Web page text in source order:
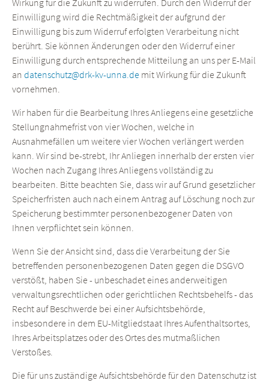
Wirkung für die Zukunft zu widerrufen. Durch den Widerruf der
Einwilligung wird die Rechtmäßigkeit der aufgrund der
Einwilligung bis zum Widerruf erfolgten Verarbeitung nicht
berührt. Sie können Änderungen oder den Widerruf einer
Einwilligung durch entsprechende Mitteilung an uns per E-Mail
an datenschutz@drk-kv-unna.de mit Wirkung für die Zukunft
vornehmen.
Wir haben für die Bearbeitung Ihres Anliegens eine gesetzliche
Stellungnahmefrist von vier Wochen, welche in
Ausnahmefällen um weitere vier Wochen verlängert werden
kann. Wir sind be-strebt, Ihr Anliegen innerhalb der ersten vier
Wochen nach Zugang Ihres Anliegens vollständig zu
bearbeiten. Bitte beachten Sie, dass wir auf Grund gesetzlicher
Speicherfristen auch nach einem Antrag auf Löschung noch zur
Speicherung bestimmter personenbezogener Daten von
Ihnen verpflichtet sein können.
Wenn Sie der Ansicht sind, dass die Verarbeitung der Sie
betreffenden personenbezogenen Daten gegen die DSGVO
verstößt, haben Sie - unbeschadet eines anderweitigen
verwaltungsrechtlichen oder gerichtlichen Rechtsbehelfs - das
Recht auf Beschwerde bei einer Aufsichtsbehörde,
insbesondere in dem EU-Mitgliedstaat Ihres Aufenthaltsortes,
Ihres Arbeitsplatzes oder des Ortes des mutmaßlichen
Verstoßes.
Die für uns zuständige Aufsichtsbehörde für den Datenschutz ist